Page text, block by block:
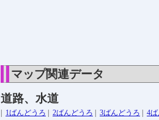
マップ関連データ
道路、水道
1ばんどうろ 2ばんどうろ 3ばんどうろ
4